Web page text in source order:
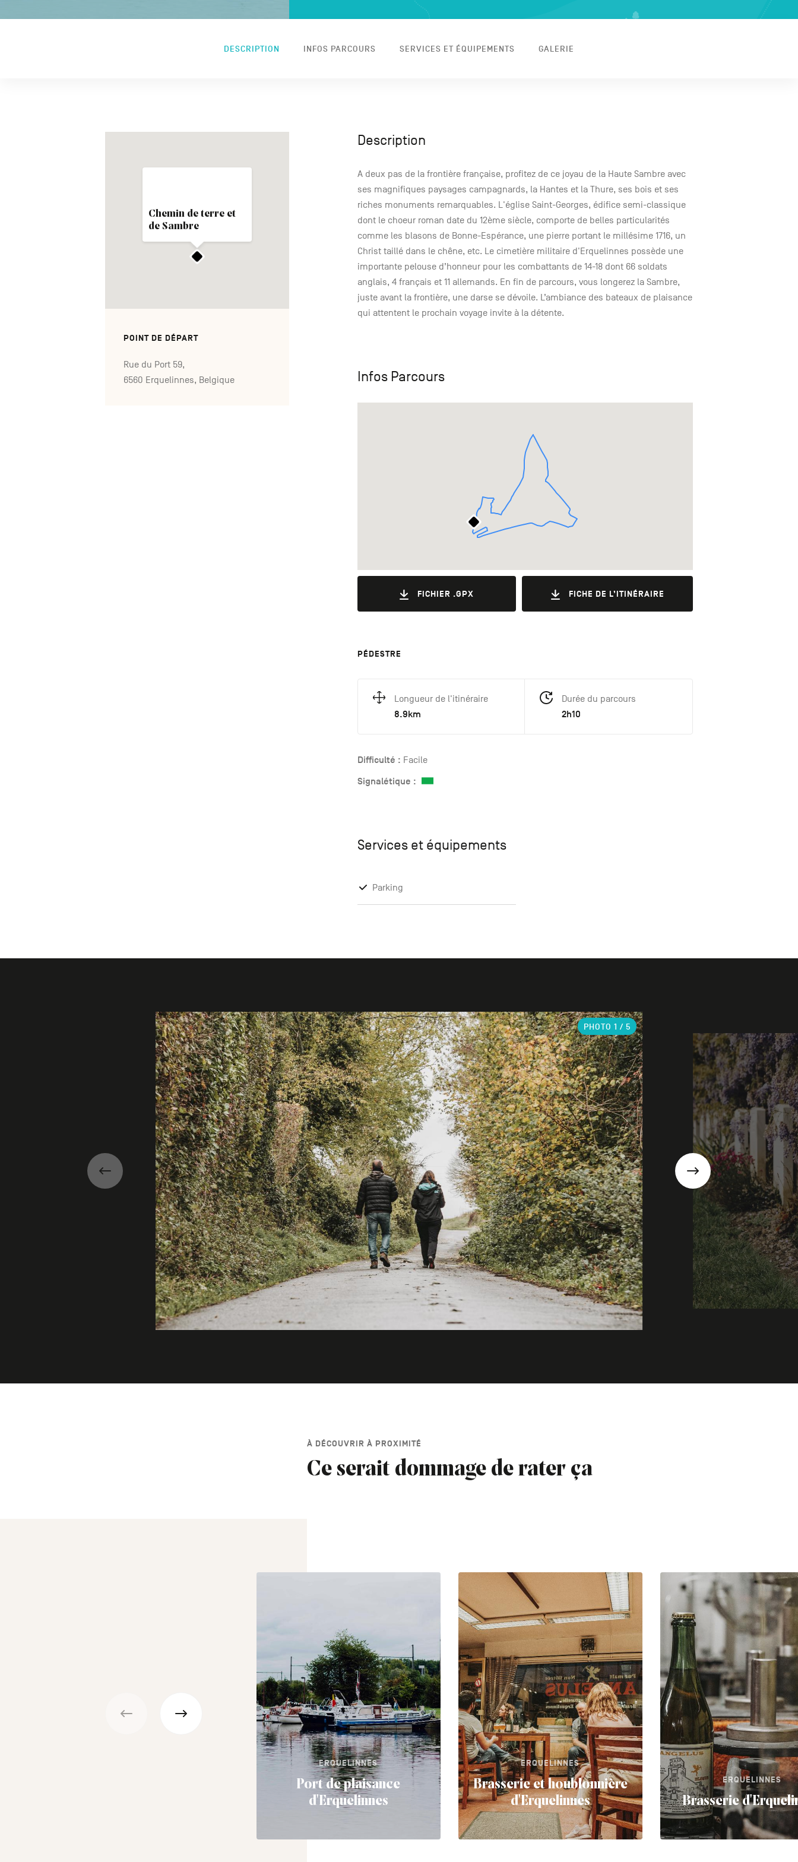
DESCRIPTION INFOS PARCOURS SERVICES ET ÉQUIPEMENTS GALERIE
Chemin de terre et
de Sambre
POINT DE DÉPART
Rue du Port 59,
6560 Erquelinnes, Belgique
Description
A deux pas de la frontière française, profitez de ce joyau de la Haute Sambre avec
ses magnifiques paysages campagnards, la Hantes et la Thure, ses bois et ses
riches monuments remarquables. L'église Saint-Georges, édifice semi-classique
dont le choeur roman date du 12ème siècle, comporte de belles particularités
comme les blasons de Bonne-Espérance, une pierre portant le millésime 1716, un
Christ taillé dans le chêne, etc. Le cimetière militaire d'Erquelinnes possède une
importante pelouse d’honneur pour les combattants de 14-18 dont 66 soldats
anglais, 4 français et 11 allemands. En fin de parcours, vous longerez la Sambre,
juste avant la frontière, une darse se dévoile. L’ambiance des bateaux de plaisance
qui attentent le prochain voyage invite à la détente.
Infos Parcours
FICHIER .GPX FICHE DE L’ITINÉRAIRE
PÉDESTRE
Longueur de l'itinéraire
8.9km
Durée du parcours
2h10
Difficulté : Facile
Signalétique :
Services et équipements
Parking
Précédent Suivant
PHOTO 1 / 5
À DÉCOUVRIR À PROXIMITÉ
Ce serait dommage de rater ça
ERQUELINNES
Port de plaisance
d'Erquelinnes
ERQUELINNES
Brasserie et houblonnière
d'Erquelinnes
ERQUELINNES
Brasserie
Suivant